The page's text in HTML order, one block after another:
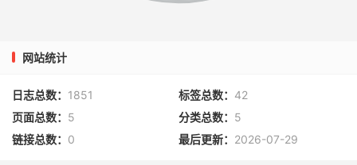
久去烦煎
第四十一末吉 有物不周旋 须防损半边 家乡烟火里 祈
网站统计
日志总数： 1851 标签总数： 42
页面总数： 5 分类总数： 5
链接总数： 0 最后更新： 2026-07-29